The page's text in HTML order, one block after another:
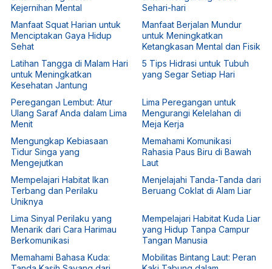
Kejernihan Mental
Sehari-hari
Manfaat Squat Harian untuk
Menciptakan Gaya Hidup
Sehat
Manfaat Berjalan Mundur
untuk Meningkatkan
Ketangkasan Mental dan Fisik
Latihan Tangga di Malam Hari
untuk Meningkatkan
Kesehatan Jantung
5 Tips Hidrasi untuk Tubuh
yang Segar Setiap Hari
Peregangan Lembut: Atur
Ulang Saraf Anda dalam Lima
Menit
Lima Peregangan untuk
Mengurangi Kelelahan di
Meja Kerja
Mengungkap Kebiasaan
Tidur Singa yang
Mengejutkan
Memahami Komunikasi
Rahasia Paus Biru di Bawah
Laut
Mempelajari Habitat Ikan
Terbang dan Perilaku
Uniknya
Menjelajahi Tanda-Tanda dari
Beruang Coklat di Alam Liar
Lima Sinyal Perilaku yang
Menarik dari Cara Harimau
Berkomunikasi
Mempelajari Habitat Kuda Liar
yang Hidup Tanpa Campur
Tangan Manusia
Memahami Bahasa Kuda:
Mobilitas Bintang Laut: Peran